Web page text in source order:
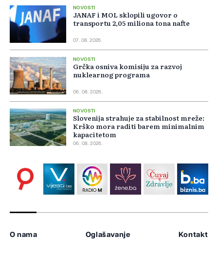
NOVOSTI
JANAF i MOL sklopili ugovor o
transportu 2,05 miliona tona nafte
07. 08. 2026.
NOVOSTI
Grčka osniva komisiju za razvoj
nuklearnog programa
06. 08. 2026.
NOVOSTI
Slovenija strahuje za stabilnost mreže:
Krško mora raditi barem minimalnim
kapacitetom
06. 08. 2026.
O nama Oglašavanje Kontakt